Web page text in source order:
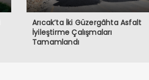
Arıcak’ta İki Güzergâhta Asfalt
İyileştirme Çalışmaları
Tamamlandı